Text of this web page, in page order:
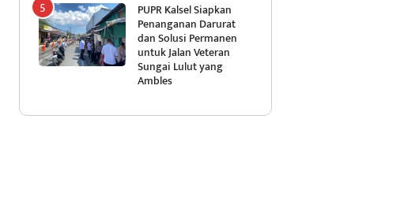
PUPR Kalsel Siapkan
Penanganan Darurat
dan Solusi Permanen
untuk Jalan Veteran
Sungai Lulut yang
Ambles